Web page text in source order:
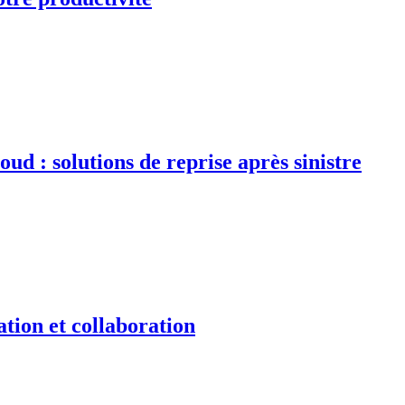
: solutions de reprise après sinistre
et collaboration